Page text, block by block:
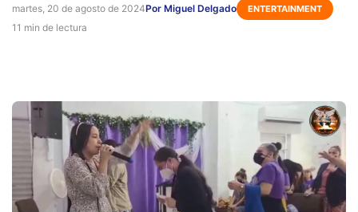
martes, 20 de agosto de 2024Por Miguel Delgado ENTERTAINMENT
11 min de lectura